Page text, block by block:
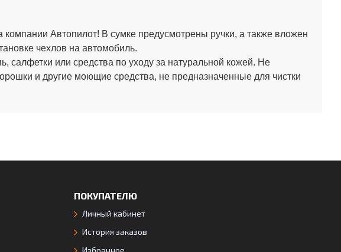
Автопилот! В сумке предусмотрены ручки, а также вложен
чехлов на автомобиль.
салфетки или средства по уходу за натуральной кожей. Не
и другие моющие средства, не предназначенные для чистки
ПОКУПАТЕЛЮ
Личный кабинет
История заказов